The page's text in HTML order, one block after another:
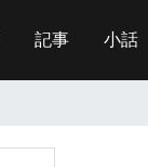
記事 小話